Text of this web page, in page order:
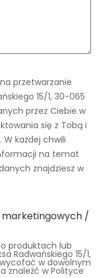
przetwarzanie
15/1, 30-065
przez Ciebie w
się z Tobą i
każdej chwili
na temat
znajdziesz w
marketingowych /
produktach lub
Radwańskiego 15/1,
w dowolnym
znaleźć w Polityce